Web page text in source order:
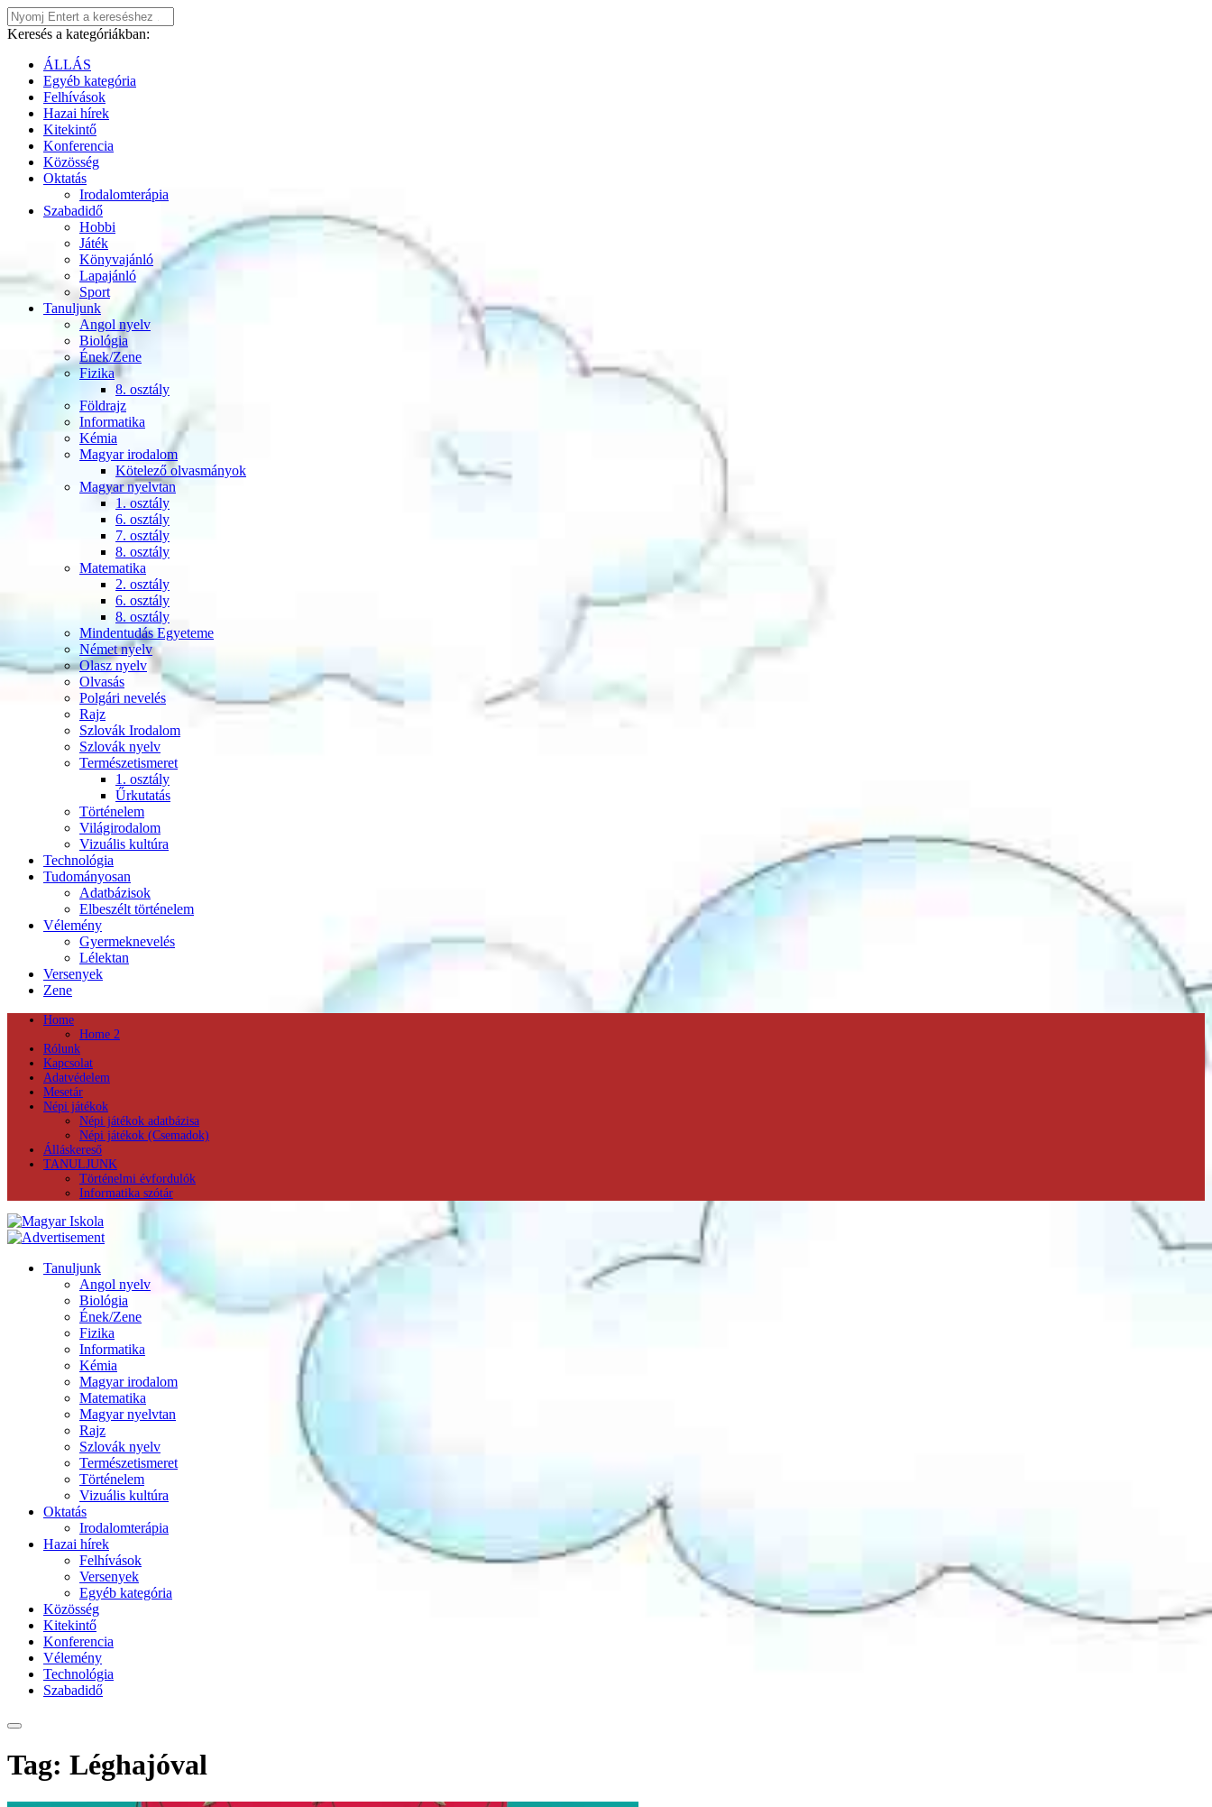
Keresés a kategóriákban:
ÁLLÁS
Egyéb kategória
Felhívások
Hazai hírek
Kitekintő
Konferencia
Közösség
Oktatás
Irodalomterápia
Szabadidő
Hobbi
Játék
Könyvajánló
Lapajánló
Sport
Tanuljunk
Angol nyelv
Biológia
Ének/Zene
Fizika
8. osztály
Földrajz
Informatika
Kémia
Magyar irodalom
Kötelező olvasmányok
Magyar nyelvtan
1. osztály
6. osztály
7. osztály
8. osztály
Matematika
2. osztály
6. osztály
8. osztály
Mindentudás Egyeteme
Német nyelv
Olasz nyelv
Olvasás
Polgári nevelés
Rajz
Szlovák Irodalom
Szlovák nyelv
Természetismeret
1. osztály
Űrkutatás
Történelem
Világirodalom
Vizuális kultúra
Technológia
Tudományosan
Adatbázisok
Elbeszélt történelem
Vélemény
Gyermeknevelés
Lélektan
Versenyek
Zene
Home
Home 2
Rólunk
Kapcsolat
Adatvédelem
Mesetár
Népi játékok
Népi játékok adatbázisa
Népi játékok (Csemadok)
Álláskereső
TANULJUNK
Történelmi évfordulók
Informatika szótár
Tanuljunk
Angol nyelv
Biológia
Ének/Zene
Fizika
Informatika
Kémia
Magyar irodalom
Matematika
Magyar nyelvtan
Rajz
Szlovák nyelv
Természetismeret
Történelem
Vizuális kultúra
Oktatás
Irodalomterápia
Hazai hírek
Felhívások
Versenyek
Egyéb kategória
Közösség
Kitekintő
Konferencia
Vélemény
Technológia
Szabadidő
Tag: Léghajóval